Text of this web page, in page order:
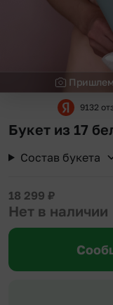
Пришлем
9132
Букет из 17
Состав букета
18 299 ₽
Нет в наличии